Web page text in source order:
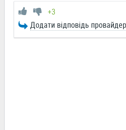
+3
Додати відповідь